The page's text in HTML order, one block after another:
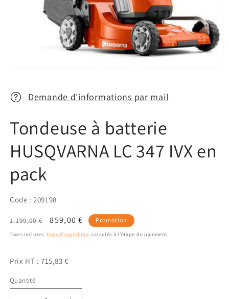
1
dans
modale
Demande d'informations par mail
Tondeuse à batterie
HUSQVARNA LC 347 IVX en
pack
Code : 209198
Prix
habituel
1.199,00 €
Prix
promotionnel
859,00 € Promotion
Taxes incluses. Frais d'expédition calculés à l'étape de paiement.
Prix HT : 715,83 €
Quantité
Quantité